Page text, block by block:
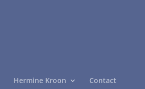
Hermine Kroon Contact